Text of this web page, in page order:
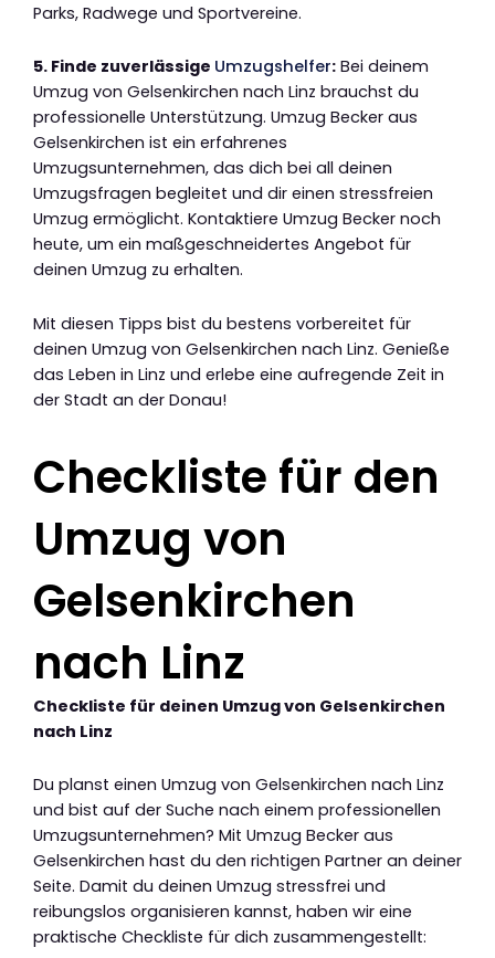
Parks, Radwege und Sportvereine.
5. Finde zuverlässige Umzugshelfer: Bei deinem
Umzug von Gelsenkirchen nach Linz brauchst du
professionelle Unterstützung. Umzug Becker aus
Gelsenkirchen ist ein erfahrenes
Umzugsunternehmen, das dich bei all deinen
Umzugsfragen begleitet und dir einen stressfreien
Umzug ermöglicht. Kontaktiere Umzug Becker noch
heute, um ein maßgeschneidertes Angebot für
deinen Umzug zu erhalten.
Mit diesen Tipps bist du bestens vorbereitet für
deinen Umzug von Gelsenkirchen nach Linz. Genieße
das Leben in Linz und erlebe eine aufregende Zeit in
der Stadt an der Donau!
Checkliste für den
Umzug von
Gelsenkirchen
nach Linz
Checkliste für deinen Umzug von Gelsenkirchen
nach Linz
Du planst einen Umzug von Gelsenkirchen nach Linz
und bist auf der Suche nach einem professionellen
Umzugsunternehmen? Mit Umzug Becker aus
Gelsenkirchen hast du den richtigen Partner an deiner
Seite. Damit du deinen Umzug stressfrei und
reibungslos organisieren kannst, haben wir eine
praktische Checkliste für dich zusammengestellt: